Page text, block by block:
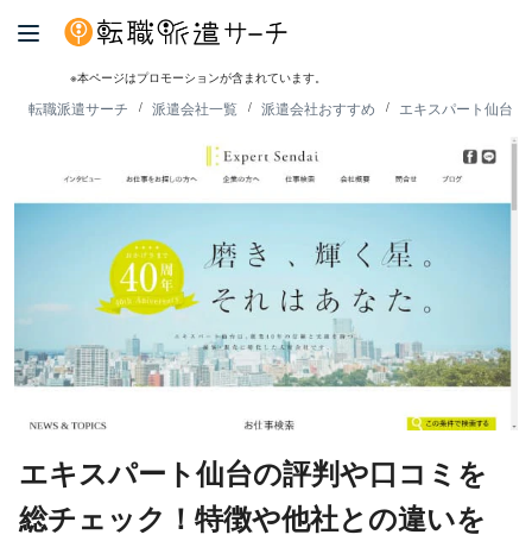
※本ページはプロモーションが含まれています。
転職派遣サーチ 派遣会社一覧 派遣会社おすすめ エキスパート仙台
エキスパート仙台の評判や口コミを
総チェック！特徴や他社との違いを